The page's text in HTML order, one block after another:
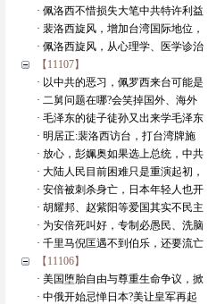
· 佩洛西不惜损失大笔中共特许利益
· 裴洛西旋风，增加台湾国际地位，
· 佩洛西旋风，从心理学、医学诊治
【11107】
· 以中共的恶习，佩罗西来台可能是
· 二舅问题在哪?会笑掉国外、海外
· 毛泽东的徒子徒孙又出来学毛泽东
· 明居正:裴洛西访台，打台湾牌施
· 放心，彭姵奥如果选上总统，中共
· 大陆人民目前困难只是重演起初，
· 安倍被刺杀身亡，日本年轻人也开
· 胡耀邦、赵紫阳等爱国其实不民主
· 为安倍死叫好，专制必愚民、洗脑
· 千里马倪匡遇不到伯乐，还要流亡
【11106】
· 美国堕胎自由与尊重生命争议，掀
· 中俄开始忌惮日本?美让皇军再起